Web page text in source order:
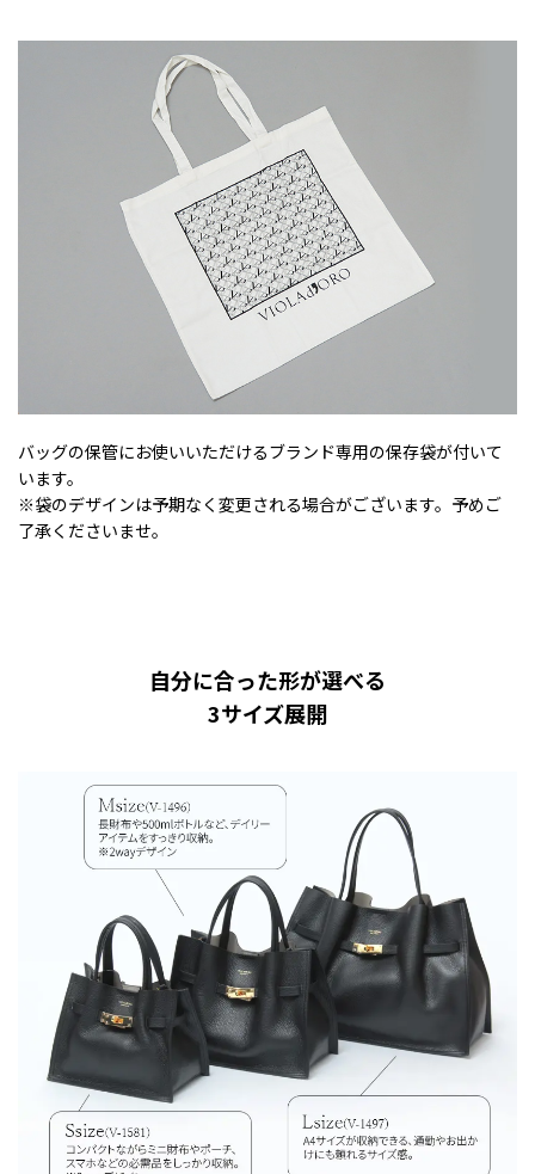
バッグの保管にお使いいただけるブランド専用の保存袋が付いて
います。
※袋のデザインは予期なく変更される場合がございます。予めご
了承くださいませ。
自分に合った形が選べる
3サイズ展開